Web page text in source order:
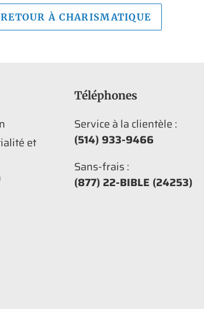
RETOUR À CHARISMATIQUE
et
Téléphones
Service à la clientèle :
(514) 933-9466
Sans-frais :
(877) 22-BIBLE (24253)